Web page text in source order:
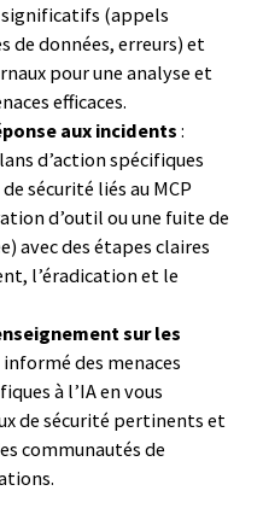
significatifs (appels
de données, erreurs) et
pour une analyse et
efficaces.
aux incidents :
d’action spécifiques
sécurité liés au MCP
d’outil ou une fuite de
avec des étapes claires
l’éradication et le
sur les
informé des menaces
à l’IA en vous
de sécurité pertinents et
communautés de